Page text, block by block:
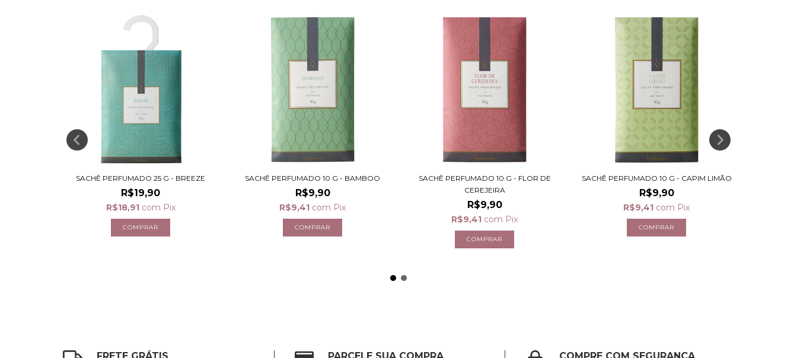
SACHÊ PERFUMADO 25 G - BREEZE
R$19,90
R$18,91 com Pix
SACHÊ PERFUMADO 10 G - BAMBOO
R$9,90
R$9,41 com Pix
SACHÊ PERFUMADO 10 G - FLOR DE
CEREJEIRA
R$9,90
R$9,41 com Pix
SACHÊ PERFUMADO 10 G - CAPIM LIMÃO
R$9,90
R$9,41 com Pix